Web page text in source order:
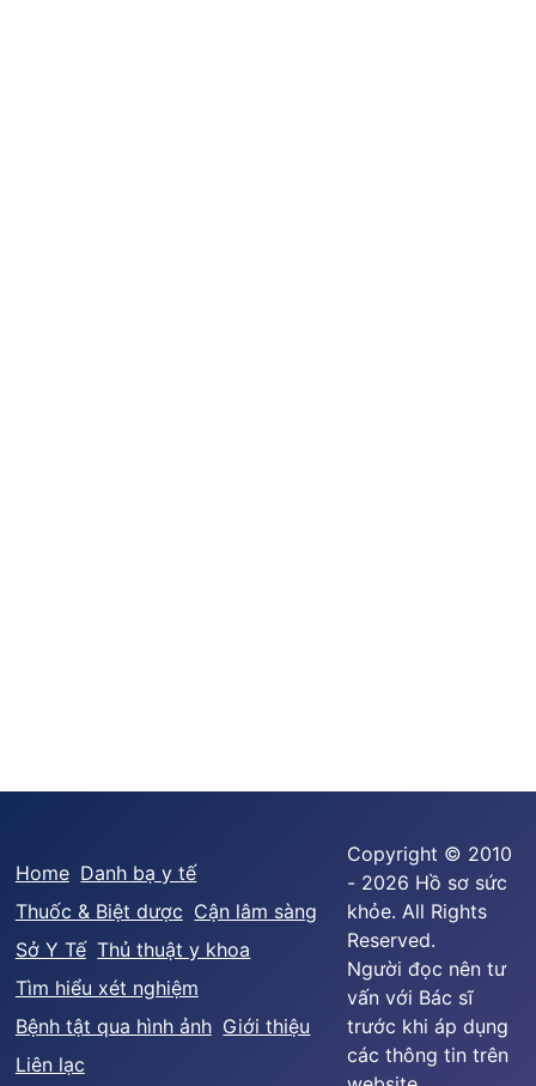
Home Danh bạ y tế
Thuốc & Biệt dược Cận lâm sàng
Sở Y Tế Thủ thuật y khoa
Tìm hiểu xét nghiệm
Bệnh tật qua hình ảnh Giới thiệu
Liên lạc
Copyright © 2010
- 2026 Hồ sơ sức
khỏe. All Rights
Reserved.
Người đọc nên tư
vấn với Bác sĩ
trước khi áp dụng
các thông tin trên